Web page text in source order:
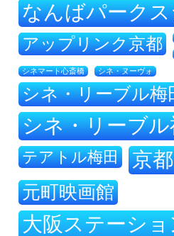
なんばパーク
アップリンク京都
シネマート心斎橋 シネ・ヌーヴォ
シネ・リーブル梅
シネ・リーブ
テアトル梅田 京
元町映画館
大阪ステーシ